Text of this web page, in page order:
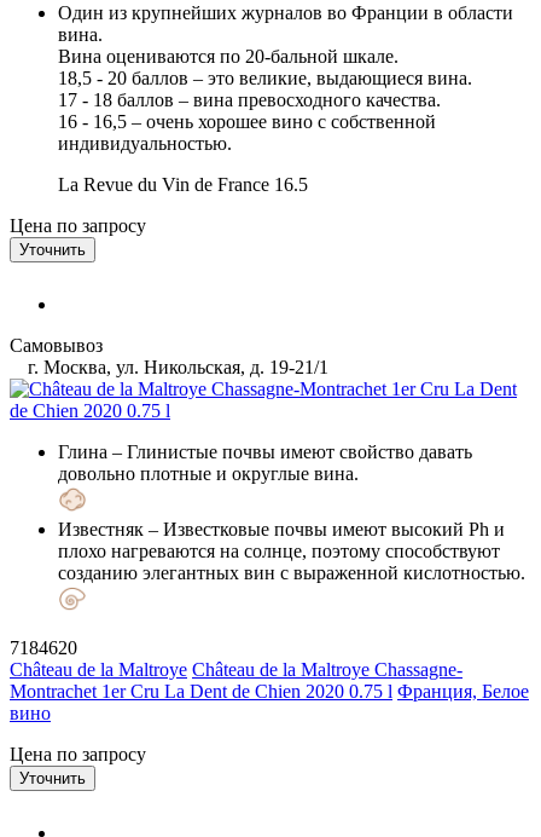
Один из крупнейших журналов во Франции в области
вина.
Вина оцениваются по 20-бальной шкале.
18,5 - 20 баллов – это великие, выдающиеся вина.
17 - 18 баллов – вина превосходного качества.
16 - 16,5 – очень хорошее вино с собственной
индивидуальностью.
La Revue du Vin de France 16.5
Цена по запросу
Уточнить
Самовывоз
г. Москва, ул. Никольская, д. 19-21/1
Глина – Глинистые почвы имеют свойство давать
довольно плотные и округлые вина.
Известняк – Известковые почвы имеют высокий Ph и
плохо нагреваются на солнце, поэтому способствуют
созданию элегантных вин с выраженной кислотностью.
7184620
Château de la Maltroye Château de la Maltroye Chassagne-
Montrachet 1er Cru La Dent de Chien 2020 0.75 l Франция, Белое
вино
Цена по запросу
Уточнить